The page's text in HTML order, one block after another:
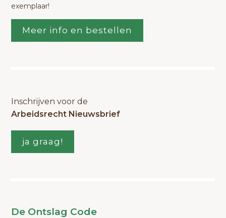
exemplaar!
Meer info en bestellen
Inschrijven voor de
Arbeidsrecht Nieuwsbrief
ja graag!
De Ontslag Code